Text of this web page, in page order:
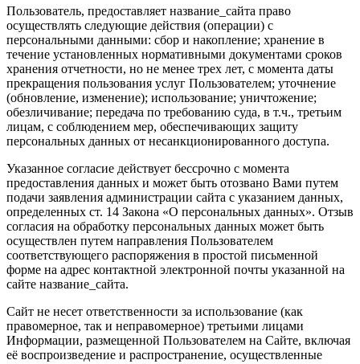
Пользователь, предоставляет название_сайта право
осуществлять следующие действия (операции) с
персональными данными: сбор и накопление; хранение в
течение установленных нормативными документами сроков
хранения отчетности, но не менее трех лет, с момента даты
прекращения пользования услуг Пользователем; уточнение
(обновление, изменение); использование; уничтожение;
обезличивание; передача по требованию суда, в т.ч., третьим
лицам, с соблюдением мер, обеспечивающих защиту
персональных данных от несанкционированного доступа.
Указанное согласие действует бессрочно с момента
предоставления данных и может быть отозвано Вами путем
подачи заявления администрации сайта с указанием данных,
определенных ст. 14 Закона «О персональных данных». Отзыв
согласия на обработку персональных данных может быть
осуществлен путем направления Пользователем
соответствующего распоряжения в простой письменной
форме на адрес контактной электронной почты указанной на
сайте название_сайта.
Сайт не несет ответственности за использование (как
правомерное, так и неправомерное) третьими лицами
Информации, размещенной Пользователем на Сайте, включая
её воспроизведение и распространение, осуществленные